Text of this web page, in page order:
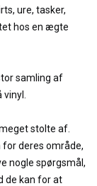
ure, tasker,
hos en ægte
samling af
stolte af.
for deres område,
nogle spørgsmål,
de kan for at